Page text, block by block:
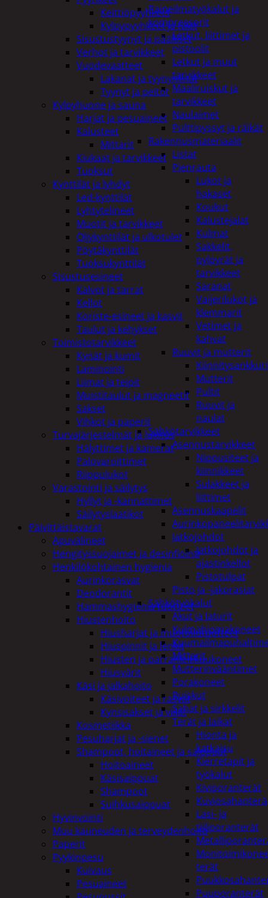
Paineilmatyökalut ja
kompressorit
Letkut, liittimet ja
pistoolit
Letkut ja muut
tarvikkeet
Maaliruiskut ja
tarvikkeet
Naulaimet
Pulttipyssyt ja räikät
Rakennusmateriaalit
Listat
Pienrauta
Lukot ja
hakaset
Koukut
Kalustejalat
Kulmat
Sakkelit,
pylpyrät ja
tarvikkeet
Saranat
Vaijerilukot ja
klemmarit
Vetimet ja
kahvat
Ruuvit ja mutterit
Mutterit
Pultit
Ruuvit ja
naulat
Sähkötarvikkeet
Asennustarvikkeet
Nippusiteet ja
kiinnikkeet
Sulakkeet ja
liittimet
Asennuskaapelit
Jatkojohdot
Jatkojohdot ja
ajastinkellot
Pistotulpat
Pisto ja -jakorasiat
Sähkötyökalut
Akut ja laturit
Kulmahiomakoneet
Mittarit
Mutterinvääntimet
Porakoneet
Ruiskut
Sahat ja sirkkelit
Terät ja laikat
Hionta ja
katkaisu
Kierretapit ja
työkalut
Kiviporanterät
Kuviosahanterä
Lasi- ja
tiiliporanterät
terät
Puuporanterät
Keittiöpyyhkeet
Kylpypyyhkeet ja takit
Sisustustyynyt ja päälliset
Verhot ja tarvikkeet
Vuodevaatteet
Lakanat ja tyynynlinat
Tyynyt ja peitot
Kylpyhuone ja sauna
Harjat ja pesuaineet
Kalusteet
Mittarit
Kiukaat ja tarvikkeet
Tuoksut
Kynttilät ja lyhdyt
Led-kynttilät
Lyhtytelineet
Muotit ja tarvikkeet
Öljykynttilät ja ulkotulet
Pöytäkynttilät
Tuoksukynttilät
Sisustusesineet
Kalvot ja tarrat
Kellot
Koriste-esineet ja kasvit
Taulut ja kehykset
Toimistotarvikkeet
Kynät ja kumit
Laminointi
Liimat ja teipit
Muistitaulut ja magneetit
Sakset
Vihkot ja paperit
Turvajärjestelmät ja lukitus
Hälyttimet ja kamerat
Palovaroittimet
Riippulukot
Varastointi ja säilytys
Hyllyt ja -kannattimet
Säilytyslaatikot
Päivittäistavarat
Apuvälineet
Hengityssuojaimet ja desinfiointi
Henkilökohtainen hygienia
Aurinkorasvat
Deodorantit
Hammashygienia tuotteet
Hiustenhoito
Hiusharjat ja muotoilutuotteet
Hiuspinnit ja lenkit
Hiusten ja parranleikkuukoneet
Hiusvärit
Käsi ja jalkahoito
Käsivoiteet ja rasvat
Kynsisakset ja viilat
Kosmetiikka
Pesuharjat ja -sienet
Shampoot, hoitaineet ja saippuat
Hoitoaineet
Käsisaippuat
Shampoot
Suihkusaippuat
Hyvinvointi
Muu kauneuden ja terveydenhoito
Paperit
Pyykinpesu
Kuivaus
Pesuaineet